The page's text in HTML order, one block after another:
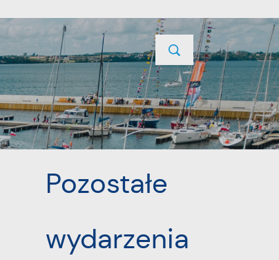
PROJEKTY UNIJNE KONTAKT
POPRZEDNI NASTĘPNY
Pozostałe
wydarzenia